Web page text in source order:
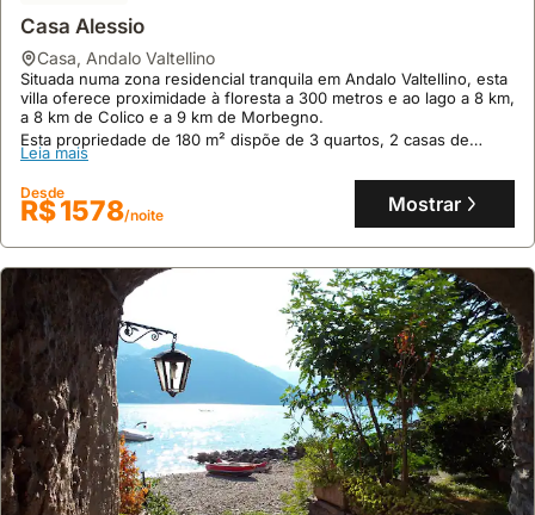
Casa Alessio
casa, Andalo Valtellino
Situada numa zona residencial tranquila em Andalo Valtellino, esta
villa oferece proximidade à floresta a 300 metros e ao lago a 8 km,
a 8 km de Colico e a 9 km de Morbegno.
Esta propriedade de 180 m² dispõe de 3 quartos, 2 casas de
banho para acomodar 8 pessoas, com comodidades como internet
gratuita, máquina de lavar roupa e um amplo espaço exterior com
pátio e churrasqueira, sendo uma excelente opção de alojamento
para férias.
Leia mais
Desde
R$ 1578/noite Mostrar